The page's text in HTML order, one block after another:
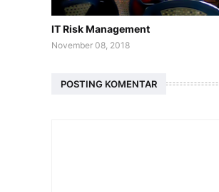
IT Risk Management
November 08, 2018
POSTING KOMENTAR